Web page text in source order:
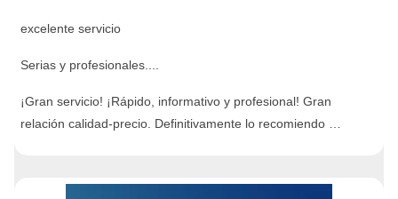
excelente servicio
Serias y profesionales....
¡Gran servicio! ¡Rápido, informativo y profesional! Gran
relación calidad-precio. Definitivamente lo recomiendo …